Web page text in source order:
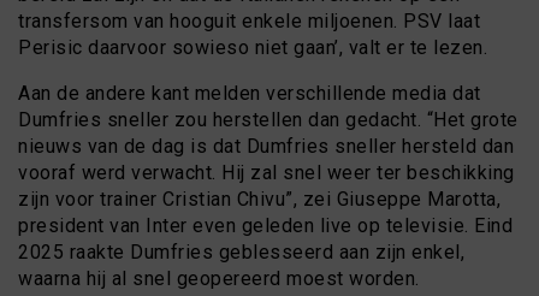
transfersom van hooguit enkele miljoenen. PSV laat
Perisic daarvoor sowieso niet gaan’, valt er te lezen.
Aan de andere kant melden verschillende media dat
Dumfries sneller zou herstellen dan gedacht. “Het grote
nieuws van de dag is dat Dumfries sneller hersteld dan
vooraf werd verwacht. Hij zal snel weer ter beschikking
zijn voor trainer Cristian Chivu”, zei Giuseppe Marotta,
president van Inter even geleden live op televisie. Eind
2025 raakte Dumfries geblesseerd aan zijn enkel,
waarna hij al snel geopereerd moest worden.